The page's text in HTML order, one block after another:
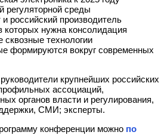
регуляторной среды
российский производитель
которых нужна консолидация
технологии
формируются вокруг современных
крупнейших российских
ассоциаций,
органов власти и регулирования,
СМИ; эксперты.
конференции можно по